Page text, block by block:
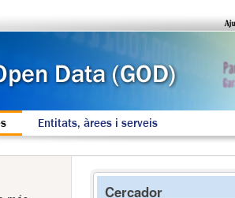
Entitats, àrees i serveis
Cercador